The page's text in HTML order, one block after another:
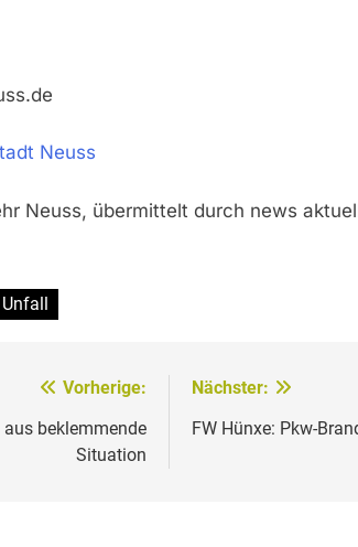
Neuss
Neuss, übermittelt durch news
Unfall
Vorherige:
aus beklemmende
Situation
Nächster:
FW Hünxe: Pkw-